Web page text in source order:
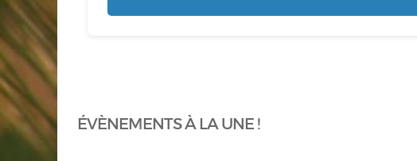
ÉVÈNEMENTS À LA UNE !